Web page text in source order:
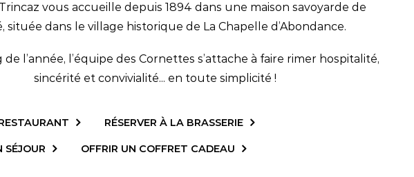
vous accueille depuis 1894 dans une maison savoyarde de
située dans le village historique de La Chapelle d’Abondance.
l’année, l’équipe des Cornettes s’attache à faire rimer hospitalité,
sincérité et convivialité... en toute simplicité !
RÉSERVER À LA BRASSERIE
SÉJOUR OFFRIR UN COFFRET CADEAU